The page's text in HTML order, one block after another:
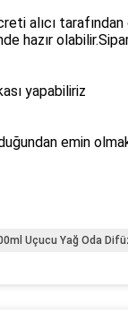
alıcı
hazır
yapabiliriz
emin
Uçucu Yağ Oda